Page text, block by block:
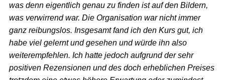
was denn eigentlich genau zu finden ist auf den Bildern,
was verwirrend war. Die Organisation war nicht immer
ganz reibungslos. Insgesamt fand ich den Kurs gut, ich
habe viel gelernt und gesehen und würde ihn also
weiterempfehlen. Ich hatte jedoch aufgrund der sehr
positiven Rezensionen und des doch erheblichen Preises